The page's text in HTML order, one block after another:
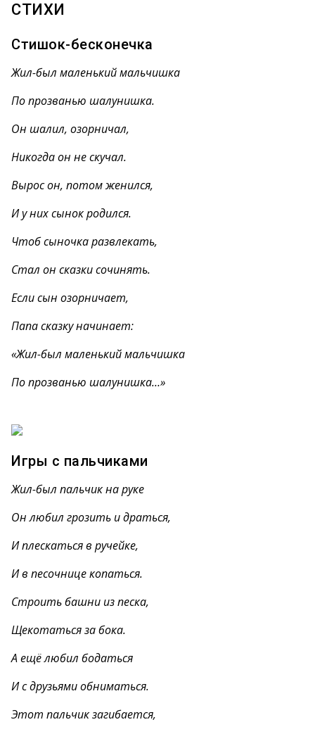
СТИХИ
Стишок-бесконечка
Жил-был маленький мальчишка
По прозванью шалунишка.
Он шалил, озорничал,
Никогда он не скучал.
Вырос он, потом женился,
И у них сынок родился.
Чтоб сыночка развлекать,
Стал он сказки сочинять.
Если сын озорничает,
Папа сказку начинает:
«Жил-был маленький мальчишка
По прозванью шалунишка…»
Игры с пальчиками
Жил-был пальчик на руке
Он любил грозить и драться,
И плескаться в ручейке,
И в песочнице копаться.
Строить башни из песка,
Щекотаться за бока.
А ещё любил бодаться
И с друзьями обниматься.
Этот пальчик загибается,